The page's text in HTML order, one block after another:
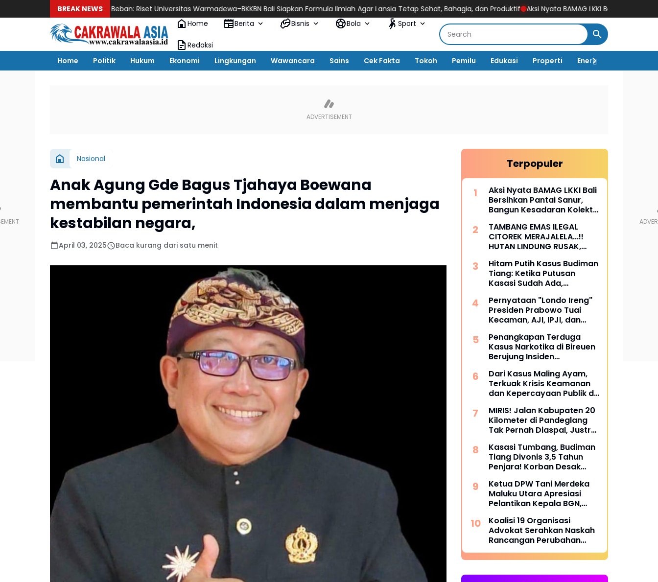
BREAK NEWS
Menjadi Beban: Riset Universitas Warmadewa–BKKBN Bali Siapkan Formula Ilmiah Agar Lansia Tetap Sehat, Bahagia, dan Produktif Aksi Nyata BAMAG LKKI Bali Bersihkan Pantai Sanur,
Home
Berita Bisnis Bola Sport
Redaksi
Home
Politik Hukum Ekonomi Lingkungan Wawancara Sains Cek Fakta Tokoh Pemilu Edukasi Properti Energi
Nasional
Anak Agung Gde Bagus Tjahaya Boewana
membantu pemerintah Indonesia dalam menjaga
kestabilan negara,
April 03, 2025 Baca kurang dari satu menit
Terpopuler
Aksi Nyata BAMAG LKKI Bali
Bersihkan Pantai Sanur,
Bangun Kesadaran Kolektif
TAMBANG EMAS ILEGAL
CITOREK MERAJALELA...!!
HUTAN LINDUNG RUSAK,
AMBROL, DIDUGA LIBATKAN
OKNUM KADES DAN APH
Hitam Putih Kasus Budiman
Tiang: Ketika Putusan
Kasasi Sudah Ada,
Menjadi Tanda Tanya?
Pernyataan "Londo Ireng"
Presiden Prabowo Tuai
Kecaman, AJI, IPJI, dan
Pers dan Masyarakat Sipil
Penangkapan Terduga
Kasus Narkotika di Bireuen
Berujung Insiden
Anggota TNI Tewas
Dari Kasus Maling Ayam,
Terkuak Krisis Keamanan
dan Kepercayaan Publik di
Hadir, Massa Mengambil
Alih Hukum
MIRIS! Jalan Kabupaten 20
Kilometer di Pandeglang
Tak Pernah Diaspal, Justru
Pertahanan Melalui TNI
Warga: Puluhan Kali Ajukan
Perbaikan ke Pemda, Tak
Pernah Digubris
Kasasi Tumbang, Budiman
Tiang Divonis 3,5 Tahun
Penjara! Korban Desak
Terpidana
Ketua DPW Tani Merdeka
Maluku Utara Apresiasi
Pelantikan Kepala BGN,
Program Makan Bergizi
Gratis.!!
Koalisi 19 Organisasi
Advokat Serahkan Naskah
Rancangan Perubahan
Undang-Undang Advokat
kepada Kementerian